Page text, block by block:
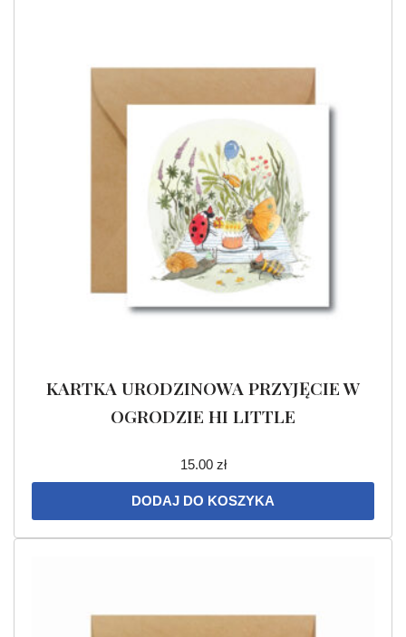
KARTKA URODZINOWA PRZYJĘCIE W
OGRODZIE HI LITTLE
15.00 zł
DODAJ DO KOSZYKA